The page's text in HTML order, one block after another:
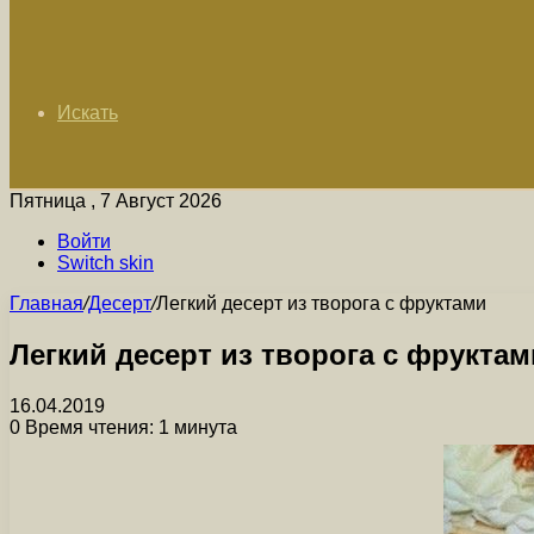
Искать
Пятница , 7 Август 2026
Войти
Switch skin
Главная/Десерт/Легкий десерт из творога с фруктами
Легкий десерт из творога с
16.04.2019
0 Время чтения: 1 минута